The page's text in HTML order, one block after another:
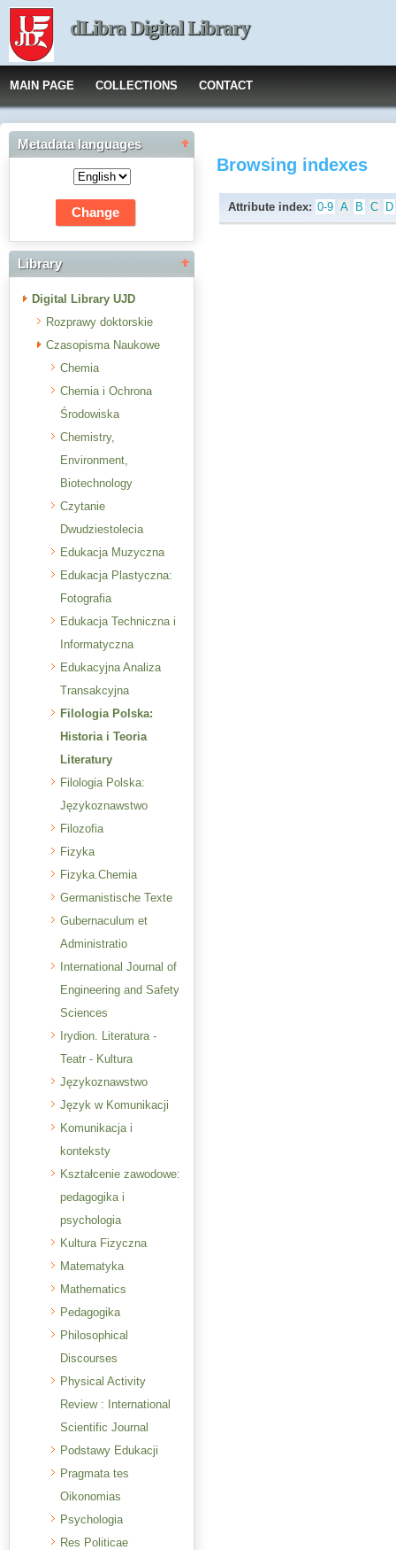
dLibra Digital Library
MAIN PAGE COLLECTIONS CONTACT
Metadata languages
Library
Digital Library UJD
Rozprawy doktorskie
Czasopisma Naukowe
Chemia
Chemia i Ochrona
Środowiska
Chemistry,
Environment,
Biotechnology
Czytanie
Dwudziestolecia
Edukacja Muzyczna
Edukacja Plastyczna:
Fotografia
Edukacja Techniczna i
Informatyczna
Edukacyjna Analiza
Transakcyjna
Filologia Polska:
Historia i Teoria
Literatury
Filologia Polska:
Językoznawstwo
Filozofia
Fizyka
Fizyka.Chemia
Germanistische Texte
Gubernaculum et
Administratio
International Journal of
Engineering and Safety
Sciences
Irydion. Literatura -
Teatr - Kultura
Językoznawstwo
Język w Komunikacji
Komunikacja i
konteksty
Kształcenie zawodowe:
pedagogika i
psychologia
Kultura Fizyczna
Matematyka
Mathematics
Pedagogika
Philosophical
Discourses
Physical Activity
Review : International
Scientific Journal
Podstawy Edukacji
Pragmata tes
Oikonomias
Psychologia
Res Politicae
Browsing indexes
Attribute index: 0-9 A B C D